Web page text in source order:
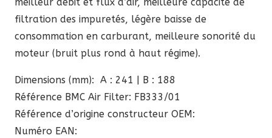
filtration des impuretés, légère baisse de
consommation en carburant, meilleure sonorité du
moteur (bruit plus rond à haut régime).
Dimensions (mm): A : 241 | B : 188
Référence BMC Air Filter: FB333/01
Référence d’origine constructeur OEM:
Numéro EAN: